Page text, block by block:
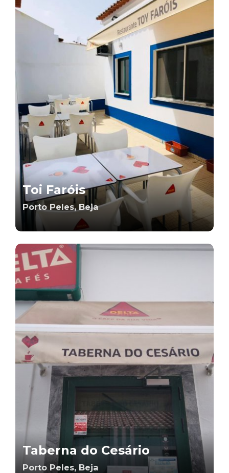
Toi Faróis
Porto Peles, Beja
Taberna do Cesário
Porto Peles, Beja